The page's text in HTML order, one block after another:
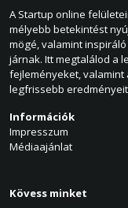
A Startup online
mélyebb betekintést
mögé, valamint
járnak. Itt megtalálod a
fejleményeket, valamint
legfrissebb
Információk
Impresszum
Médiaajánlat
Kövess minket